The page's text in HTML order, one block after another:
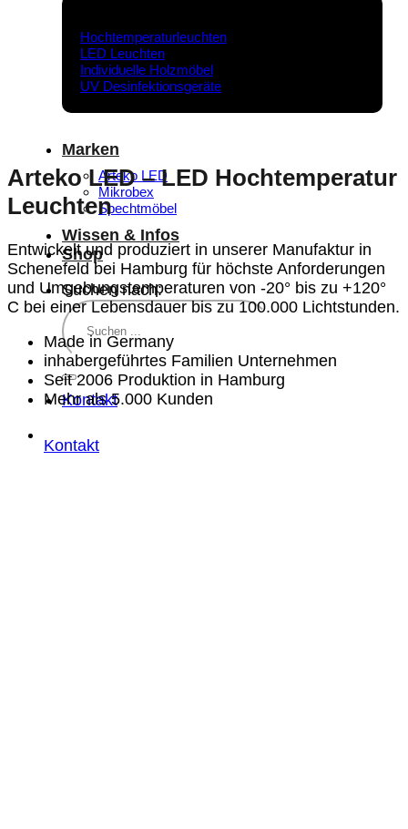
Hochtemperaturleuchten
LED Leuchten
Individuelle Holzmöbel
UV Desinfektionsgeräte
Marken
Arteko LED
Mikrobex
Spechtmöbel
Wissen & Infos
Shop
Suchen nach:
Kontakt
Arteko LED – LED Hochtemperatur
Leuchten
Entwickelt und produziert in unserer Manufaktur in
Schenefeld bei Hamburg für höchste Anforderungen
und Umgebungstemperaturen von -20° bis zu +120°
C bei einer Lebensdauer bis zu 100.000 Lichtstunden.
Made in Germany
inhabergeführtes Familien Unternehmen
Seit 2006 Produktion in Hamburg
Mehr als 5.000 Kunden
Kontakt